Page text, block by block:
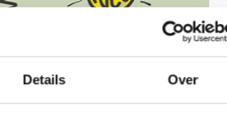
Details Over